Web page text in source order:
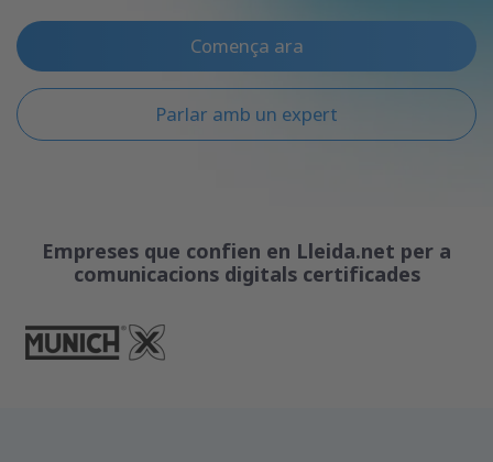
Comença ara
Parlar amb un expert
Empreses que confien en Lleida.net per a
comunicacions digitals certificades